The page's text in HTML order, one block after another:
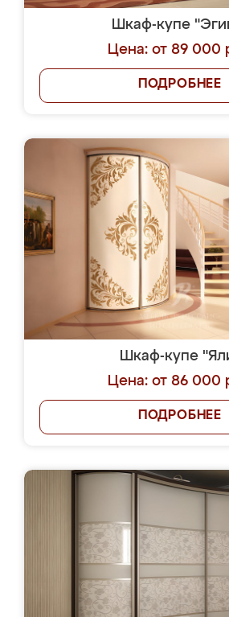
Шкаф-купе
Цена: от 89 000
ПОДРОБНЕЕ
Шкаф-купе
Цена: от 86 000
ПОДРОБНЕЕ